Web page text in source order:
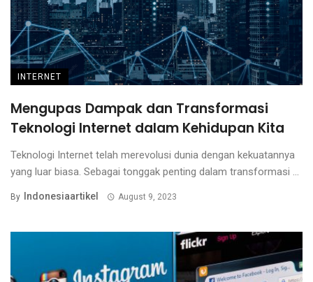
INTERNET
Mengupas Dampak dan Transformasi
Teknologi Internet dalam Kehidupan Kita
Teknologi Internet telah merevolusi dunia dengan kekuatannya
yang luar biasa. Sebagai tonggak penting dalam transformasi ...
By Indonesiaartikel August 9, 2023